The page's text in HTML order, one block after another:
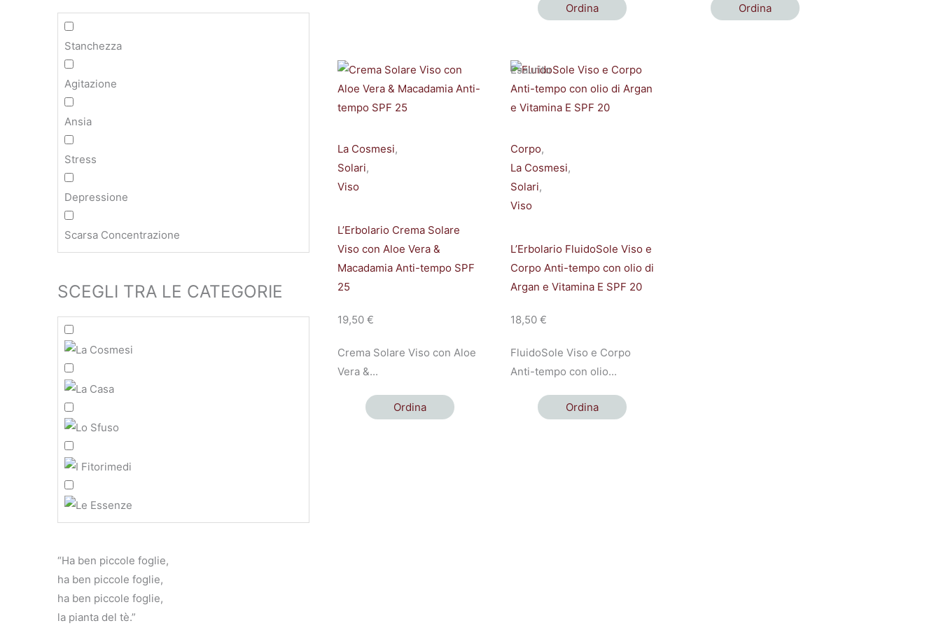
Stanchezza
Agitazione
Ansia
Stress
Depressione
Scarsa Concentrazione
SCEGLI TRA LE CATEGORIE
“Ha ben piccole foglie,
ha ben piccole foglie,
ha ben piccole foglie,
la pianta del tè.”
Ordina Ordina
La Cosmesi,
Solari,
Viso
L’Erbolario Crema Solare
Viso con Aloe Vera &
Macadamia Anti-tempo SPF
25
19,50 €
Crema Solare Viso con Aloe
Vera &...
Ordina
Esaurito
Corpo,
La Cosmesi,
Solari,
Viso
L’Erbolario FluidoSole Viso e
Corpo Anti-tempo con olio di
Argan e Vitamina E SPF 20
18,50 €
FluidoSole Viso e Corpo
Anti-tempo con olio...
Ordina